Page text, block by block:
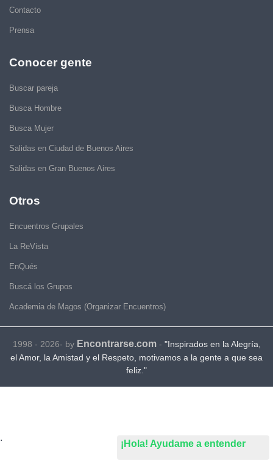
¡Hola! Ayudame a entender
Contacto
Prensa
Conocer gente
Buscar pareja
Busca Hombre
Busca Mujer
Salidas en Ciudad de Buenos Aires
Salidas en Gran Buenos Aires
Otros
Encuentros Grupales
La ReVista
EnQués
Buscá los Grupos
Academia de Magos (Organizar Encuentros)
1998 - 2026- by Encontrarse.com- "Inspirados en la Alegría,
el Amor, la Amistad y el Respeto, motivamos a la gente a que sea
feliz."
.